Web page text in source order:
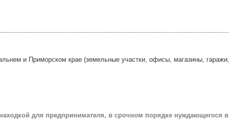
и Приморском крае (земельные участки, офисы, магазины, гаражи,
для предпринимателя, в срочном порядке нуждающегося в